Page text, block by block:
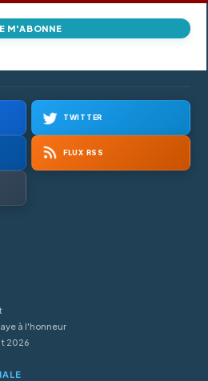
M'ABONNE
TWITTER
FLUX RSS
à l'honneur
2026